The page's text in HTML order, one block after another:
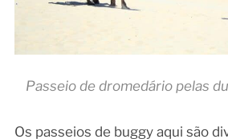
Passeio de dromedário pelas
Os passeios de buggy aqui são